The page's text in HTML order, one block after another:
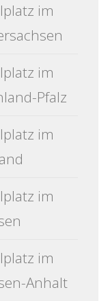
im
im
Pfalz
im
im
im
Anhalt